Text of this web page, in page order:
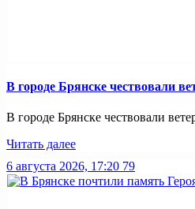
В городе Брянске чествовали
В городе Брянске чествовали
Читать далее
6 августа 2026, 17:20 79